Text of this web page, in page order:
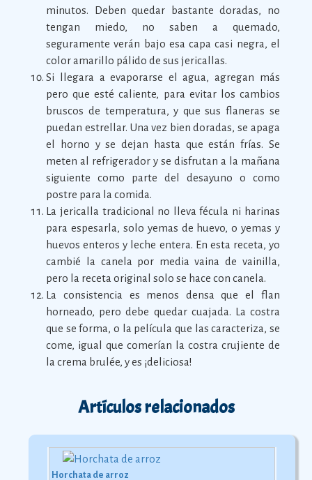
minutos. Deben quedar bastante doradas, no
tengan miedo, no saben a quemado,
seguramente verán bajo esa capa casi negra, el
color amarillo pálido de sus jericallas.
Si llegara a evaporarse el agua, agregan más
pero que esté caliente, para evitar los cambios
bruscos de temperatura, y que sus flaneras se
puedan estrellar. Una vez bien doradas, se apaga
el horno y se dejan hasta que están frías. Se
meten al refrigerador y se disfrutan a la mañana
siguiente como parte del desayuno o como
postre para la comida.
La jericalla tradicional no lleva fécula ni harinas
para espesarla, solo yemas de huevo, o yemas y
huevos enteros y leche entera. En esta receta, yo
cambié la canela por media vaina de vainilla,
pero la receta original solo se hace con canela.
La consistencia es menos densa que el flan
horneado, pero debe quedar cuajada. La costra
que se forma, o la película que las caracteriza, se
come, igual que comerían la costra crujiente de
la crema brulée, y es ¡deliciosa!
Artículos relacionados
Horchata de arroz